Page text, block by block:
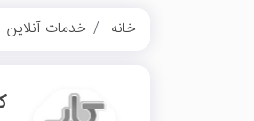
خانه خدمات آنلاین